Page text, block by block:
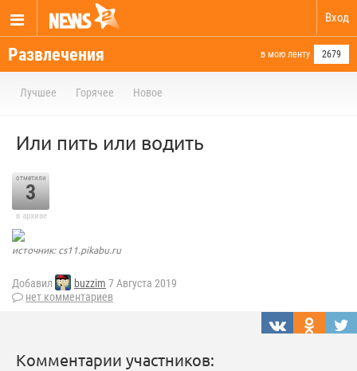
Вход
Развлечения в мою ленту 2679
Лучшее Горячее Новое
Или пить или водить
отметили
3
в архиве
источник: cs11.pikabu.ru
Добавил buzzim 7 Августа 2019
нет комментариев
Комментарии участников: